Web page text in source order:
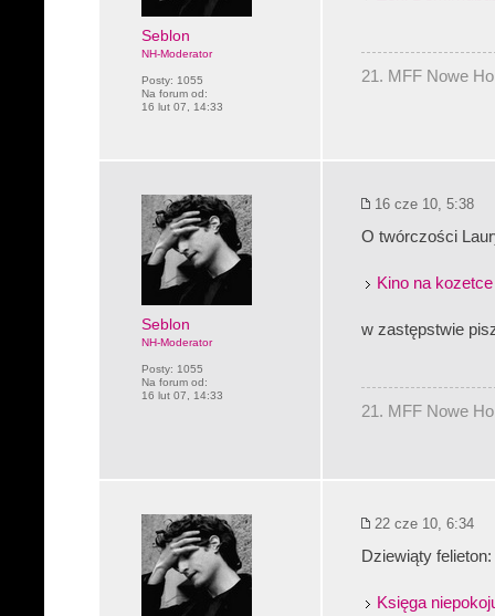
Seblon
NH-Moderator
Posty: 1055
Na forum od:
16 lut 07, 14:33
21. MFF Nowe
Seblon
NH-Moderator
Posty: 1055
Na forum od:
16 lut 07, 14:33
16 cze 10, 5:38
O twórczości
Kino na
w zastępstwie
21. MFF Nowe
22 cze 10, 6:34
Dziewiąty felieton:
Księga